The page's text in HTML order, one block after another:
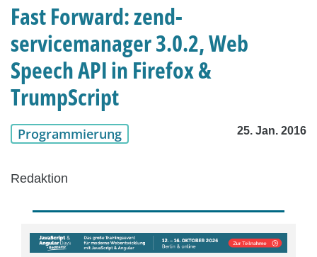
Fast Forward: zend-
servicemanager 3.0.2, Web
Speech API in Firefox &
TrumpScript
Programmierung 25. Jan. 2016
Redaktion